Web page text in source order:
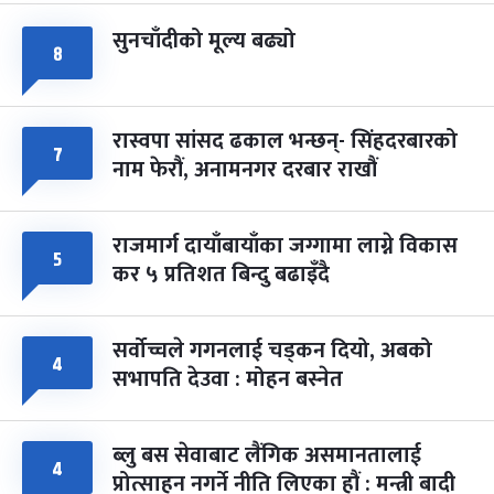
८ फागुपूर्णिमा
८ सुनचाँदीको मूल्य बढ्यो
७ रास्वपा सांसद ढकाल भन्छन्- सिंहदरबारको
नाम फेरौं, अनामनगर दरबार राखौं
५ राजमार्ग दायाँबायाँका जग्गामा लाग्ने विकास
कर ५ प्रतिशत बिन्दु बढाइँदै
४ सर्वोच्चले गगनलाई चड्कन दियो, अबको
सभापति देउवा : मोहन बस्नेत
४ ब्लु बस सेवाबाट लैंगिक असमानतालाई
प्रोत्साहन नगर्ने नीति लिएका हौं : मन्त्री बादी